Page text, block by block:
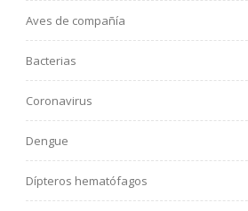
Aves de compañía
Bacterias
Coronavirus
Dengue
Dípteros hematófagos